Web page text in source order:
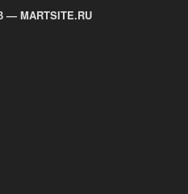
MARTSITE.RU